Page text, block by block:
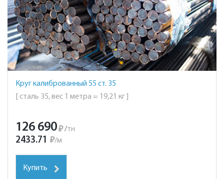
Круг калиброванный 55 ст. 35
[ сталь 35, вес 1 метра = 19,21 кг ]
126 690₽ /тн
2433.71 ₽/м
Купить